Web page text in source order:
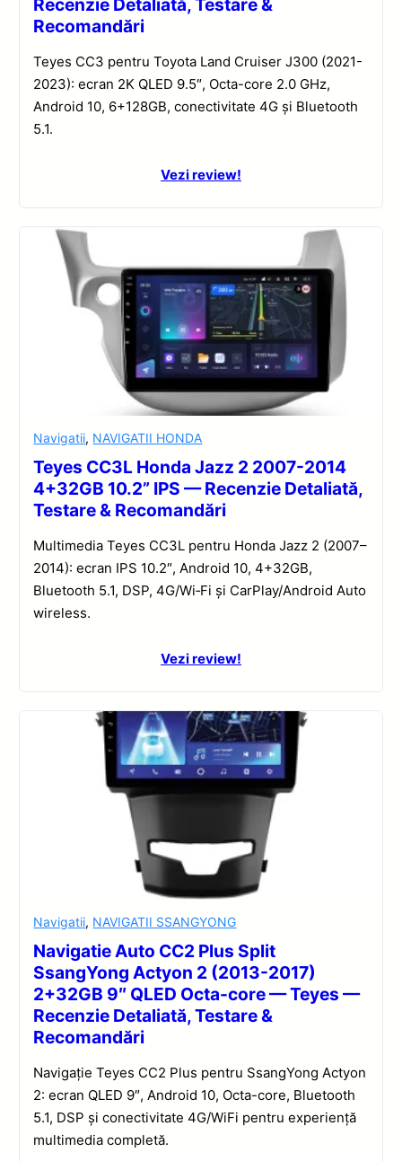
Recenzie Detaliată, Testare &
Recomandări
Teyes CC3 pentru Toyota Land Cruiser J300 (2021-
2023): ecran 2K QLED 9.5″, Octa-core 2.0 GHz,
Android 10, 6+128GB, conectivitate 4G și Bluetooth
5.1.
Vezi review!
Navigatii, NAVIGATII HONDA
Teyes CC3L Honda Jazz 2 2007-2014
4+32GB 10.2” IPS — Recenzie Detaliată,
Testare & Recomandări
Multimedia Teyes CC3L pentru Honda Jazz 2 (2007–
2014): ecran IPS 10.2″, Android 10, 4+32GB,
Bluetooth 5.1, DSP, 4G/Wi‑Fi și CarPlay/Android Auto
wireless.
Vezi review!
Navigatii, NAVIGATII SSANGYONG
Navigatie Auto CC2 Plus Split
SsangYong Actyon 2 (2013-2017)
2+32GB 9″ QLED Octa-core — Teyes —
Recenzie Detaliată, Testare &
Recomandări
Navigație Teyes CC2 Plus pentru SsangYong Actyon
2: ecran QLED 9″, Android 10, Octa-core, Bluetooth
5.1, DSP și conectivitate 4G/WiFi pentru experiență
multimedia completă.